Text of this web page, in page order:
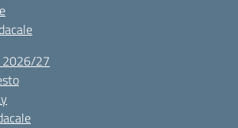
2026/27